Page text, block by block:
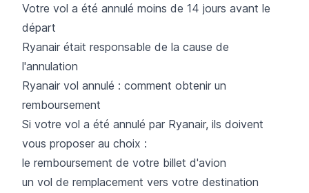
Votre vol a été annulé moins de 14 jours avant le
départ
Ryanair était responsable de la cause de
l'annulation
Ryanair vol annulé : comment obtenir un
remboursement
Si votre vol a été annulé par Ryanair, ils doivent
vous proposer au choix :
le remboursement de votre billet d'avion
un vol de remplacement vers votre destination